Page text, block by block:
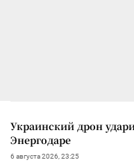
Украинский дрон
Энергодаре
6 августа 2026, 23:25